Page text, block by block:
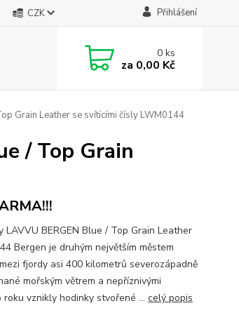
CZK Přihlášení
0ks
za 0,00 Kč
Grain Leather se svítícími čísly LWM0144
/ Top Grain
BERGEN Blue / Top Grain Leather
Bergen je druhým největším městem
fjordy asi 400 kilometrů severozápadně
mořským větrem a nepříznivými
vznikly hodinky stvořené ... celý popis